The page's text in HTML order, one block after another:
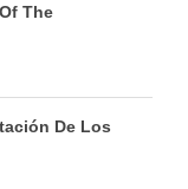
The
De Los